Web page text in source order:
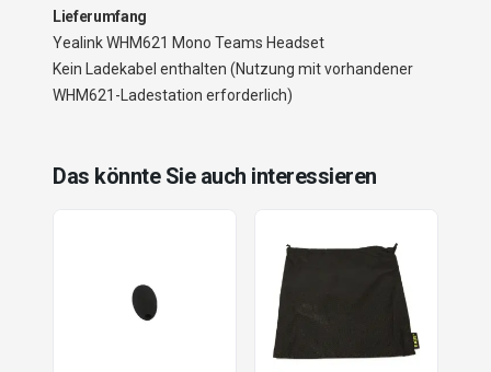
Lieferumfang
Yealink WHM621 Mono Teams Headset
Kein Ladekabel enthalten (Nutzung mit vorhandener
WHM621-Ladestation erforderlich)
Das könnte Sie auch interessieren